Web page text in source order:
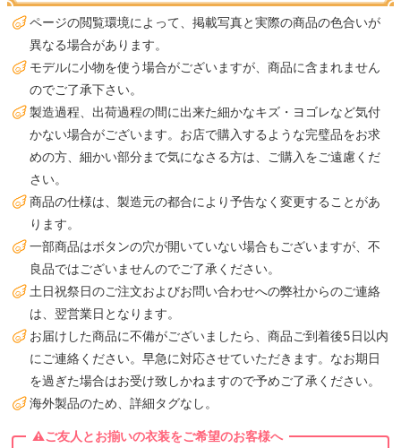
ページの閲覧環境によって、掲載写真と実際の商品の色合いが
異なる場合があります。
モデルに小物を使う場合がございますが、商品に含まれません
のでご了承下さい。
製造過程、出荷過程の間に出来た細かなキズ・ヨゴレなど気付
かない場合がございます。お店で購入するような完璧品をお求
めの方、細かい部分まで気になさる方は、ご購入をご遠慮くだ
さい。
商品の仕様は、製造元の都合により予告なく変更することがあ
ります。
一部商品はボタンの穴が開いていない場合もございますが、不
良品ではございませんのでご了承ください。
土日祝祭日のご注文およびお問い合わせへの弊社からのご連絡
は、翌営業日となります。
お届けした商品に不備がございましたら、商品ご到着後5日以内
にご連絡ください。早急に対応させていただきます。なお期日
を過ぎた場合はお受け致しかねますので予めご了承ください。
海外製品のため、詳細タグなし。